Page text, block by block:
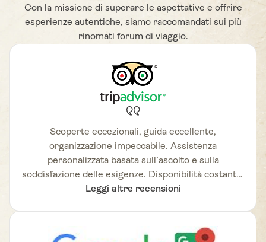
Con la missione di superare le aspettative e offrire
esperienze autentiche, siamo raccomandati sui più
rinomati forum di viaggio.
Scoperte eccezionali, guida eccellente,
organizzazione impeccabile. Assistenza
personalizzata basata sull’ascolto e sulla
soddisfazione delle esigenze. Disponibilità costante.
Agenzia di viaggi molto rinomata in Vietnam,
Leggi altre recensioni